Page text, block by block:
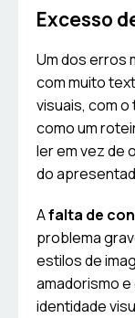
Excesso
Um dos erros
com muito
visuais, com
como um
ler em vez de
do
Afalta de
problema
estilos de
amadorismo
identidade